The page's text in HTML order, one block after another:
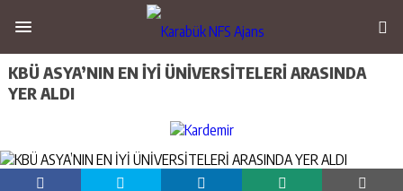
KBÜ ASYA’NIN EN İYİ ÜNİVERSİTELERİ ARASINDA
YER ALDI